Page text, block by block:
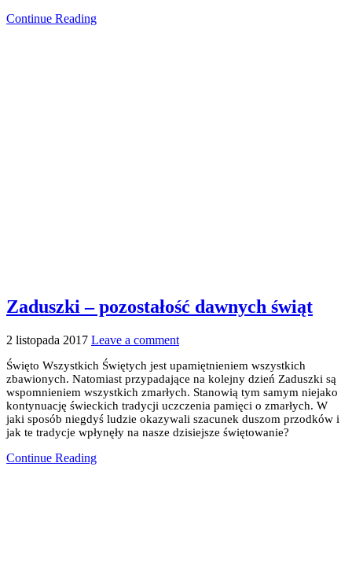
Continue Reading
Zaduszki – pozostałość dawnych świąt
2 listopada 2017 Leave a comment
Święto Wszystkich Świętych jest upamiętnieniem wszystkich
zbawionych. Natomiast przypadające na kolejny dzień Zaduszki są
wspomnieniem wszystkich zmarłych. Stanowią tym samym niejako
kontynuację świeckich tradycji uczczenia pamięci o zmarłych. W
jaki sposób niegdyś ludzie okazywali szacunek duszom przodków i
jak te tradycje wpłynęły na nasze dzisiejsze świętowanie?
Continue Reading